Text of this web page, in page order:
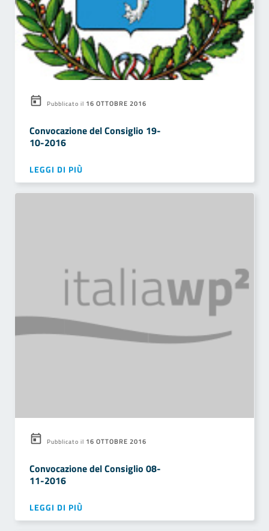
Pubblicato il 16 OTTOBRE 2016
Convocazione del Consiglio 19-
10-2016
LEGGI DI PIÙ
Pubblicato il 16 OTTOBRE 2016
Convocazione del Consiglio 08-
11-2016
LEGGI DI PIÙ